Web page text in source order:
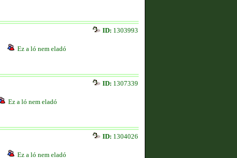
ID: 1303993
Ez a ló nem eladó
ID: 1307339
Ez a ló nem eladó
ID: 1304026
Ez a ló nem eladó